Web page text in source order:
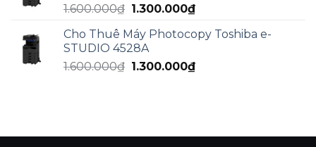
1.600.000₫ Giá
là:
1.600.000₫.
1.300.000₫Giá
tại
1.300.000₫.
Cho Thuê Máy Photocopy Toshiba e-
STUDIO 4528A
1.600.000₫ Giá
1.300.000₫Giá